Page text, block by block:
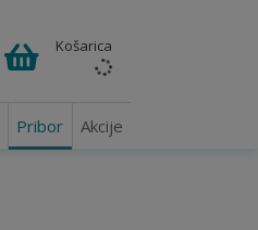
Košarica
Pribor Akcije